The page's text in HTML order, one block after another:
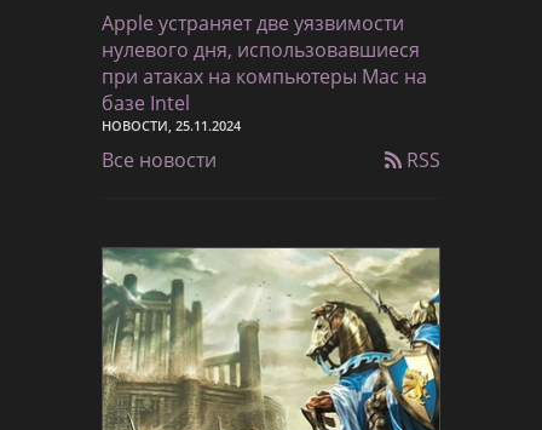
Apple устраняет две уязвимости
нулевого дня, использовавшиеся
при атаках на компьютеры Mac на
базе Intel
НОВОСТИ, 25.11.2024
Все новости RSS